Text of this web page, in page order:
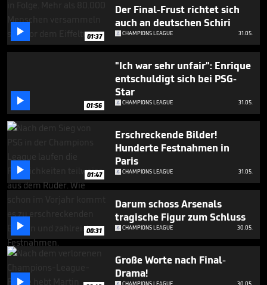
 01:37
Der Final-Frust richtet sich
auch an deutschen Schiri
CHAMPIONS LEAGUE 31.05.
 01:56
"Ich war sehr unfair": Enrique
entschuldigt sich bei PSG-
Star
CHAMPIONS LEAGUE 31.05.
 01:47
Erschreckende Bilder!
Hunderte Festnahmen in
Paris
CHAMPIONS LEAGUE 31.05.
 00:31
Darum schoss Arsenals
tragische Figur zum Schluss
CHAMPIONS LEAGUE 30.05.

Große Worte nach Final-
Drama!